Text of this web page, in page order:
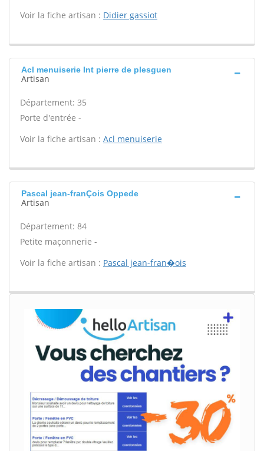
Voir la fiche artisan : Didier gassiot
Acl menuiserie Int pierre de plesguen
Artisan
Département: 35
Porte d'entrée -
Voir la fiche artisan : Acl menuiserie
Pascal jean-franÇois Oppede
Artisan
Département: 84
Petite maçonnerie -
Voir la fiche artisan : Pascal jean-fran�ois